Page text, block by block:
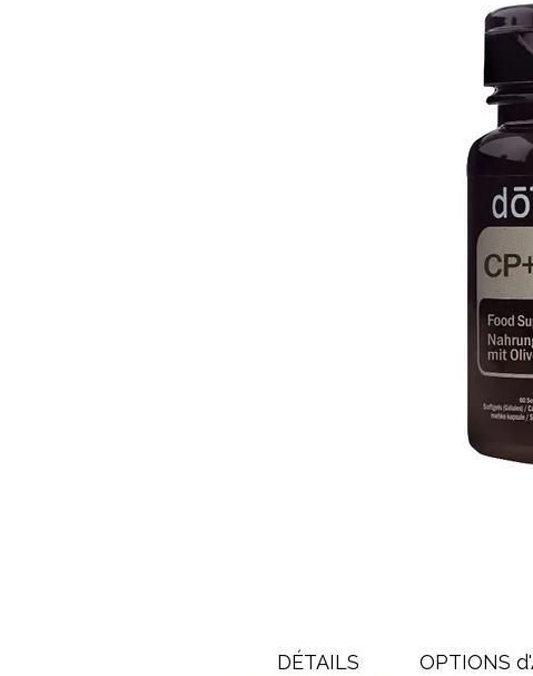
DÉTAILS OPTIONS